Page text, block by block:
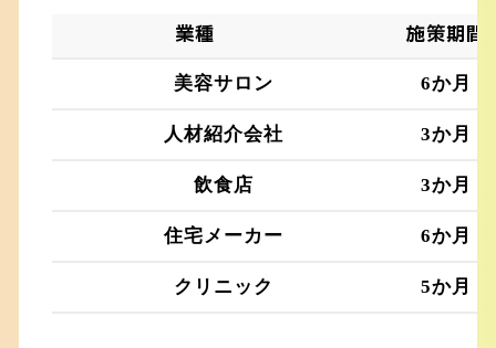
業種 施策期間
美容サロン 6か月
人材紹介会社 3か月
飲食店 3か月
住宅メーカー 6か月
クリニック 5か月